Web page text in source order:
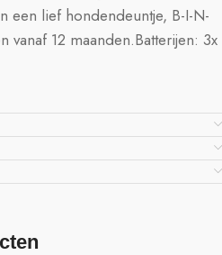
een lief hondendeuntje, B-I-N-
12 maanden.Batterijen: 3x